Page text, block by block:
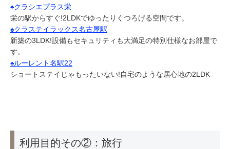
♠クラシエプラス栄
栄の駅からすぐ!2LDKでゆったりくつろげる空間です。
♠クラステイラックス名古屋駅
新築の3LDK!設備もセキュリティも大満足の特別仕様なお部屋で
す。
♠ルーレント名駅22
ショートステイじゃもったいない!自宅のような居心地の2LDK
利用目的その②：旅行